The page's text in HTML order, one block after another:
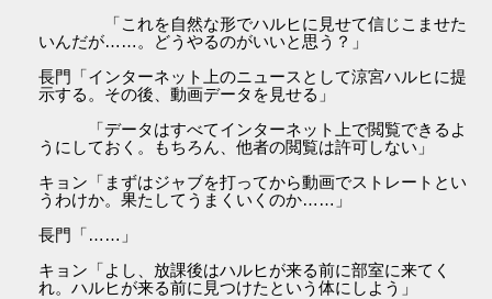
「これを自然な形でハルヒに見せて信じこませた
いんだが……。どうやるのがいいと思う？」
長門「インターネット上のニュースとして涼宮ハルヒに提
示する。その後、動画データを見せる」
「データはすべてインターネット上で閲覧できるよ
うにしておく。もちろん、他者の閲覧は許可しない」
キョン「まずはジャブを打ってから動画でストレートとい
うわけか。果たしてうまくいくのか……」
長門「……」
キョン「よし、放課後はハルヒが来る前に部室に来てく
れ。ハルヒが来る前に見つけたという体にしよう」